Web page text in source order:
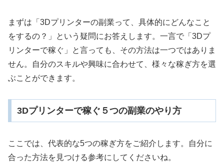
まずは「3Dプリンターの副業って、具体的にどんなこと
をするの？」という疑問にお答えします。一言で「3Dプ
リンターで稼ぐ」と言っても、その方法は一つではありま
せん。自分のスキルや興味に合わせて、様々な稼ぎ方を選
ぶことができます。
3Dプリンターで稼ぐ５つの副業のやり方
ここでは、代表的な5つの稼ぎ方をご紹介します。自分に
合った方法を見つける参考にしてくださいね。